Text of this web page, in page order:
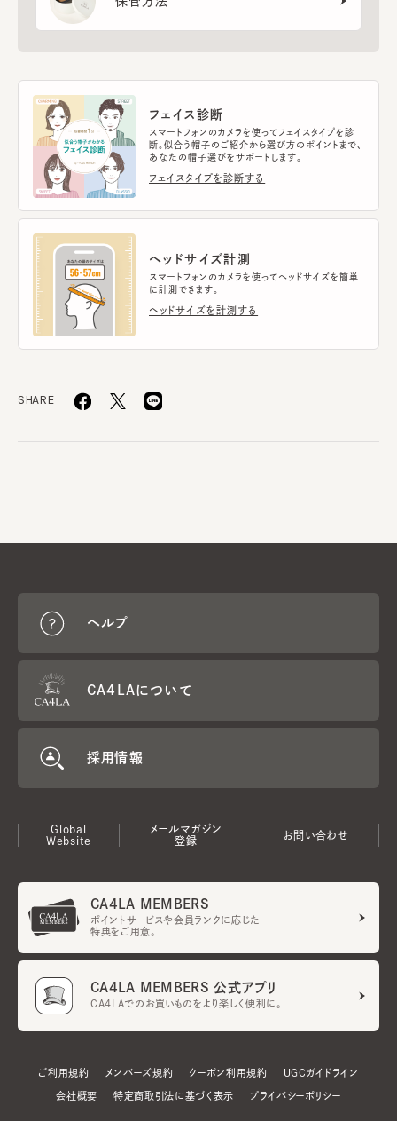
フェイス診断
スマートフォンのカメラを使ってフェイスタイプを診
断。似合う帽子のご紹介から選び方のポイントまで、
あなたの帽子選びをサポートします。
フェイスタイプを診断する
ヘッドサイズ計測
スマートフォンのカメラを使ってヘッドサイズを簡単
に計測できます。
ヘッドサイズを計測する
SHARE
ヘルプ
CA4LAについて
採用情報
Global
Website
メールマガジン
登録
お問い合わせ
CA4LA MEMBERS
ポイントサービスや会員ランクに応じた
特典をご用意。
CA4LA MEMBERS 公式アプリ
CA4LAでのお買いものをより楽しく便利に。
ご利用規約 メンバーズ規約 クーポン利用規約 UGCガイドライン
会社概要 特定商取引法に基づく表示 プライバシーポリシー